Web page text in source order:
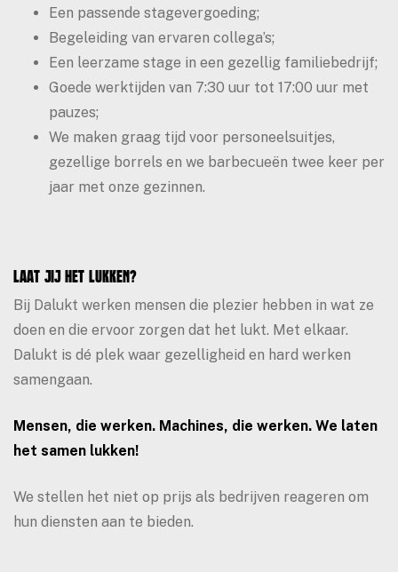
Een passende stagevergoeding;
Begeleiding van ervaren collega’s;
Een leerzame stage in een gezellig familiebedrijf;
Goede werktijden van 7:30 uur tot 17:00 uur met
pauzes;
We maken graag tijd voor personeelsuitjes,
gezellige borrels en we barbecueën twee keer per
jaar met onze gezinnen.
Laat jij het lukken?
Bij Dalukt werken mensen die plezier hebben in wat ze
doen en die ervoor zorgen dat het lukt. Met elkaar.
Dalukt is dé plek waar gezelligheid en hard werken
samengaan.
Mensen, die werken. Machines, die werken. We laten
het samen lukken!
We stellen het niet op prijs als bedrijven reageren om
hun diensten aan te bieden.